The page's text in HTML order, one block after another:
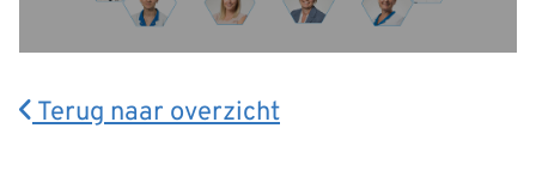
Terug naar overzicht